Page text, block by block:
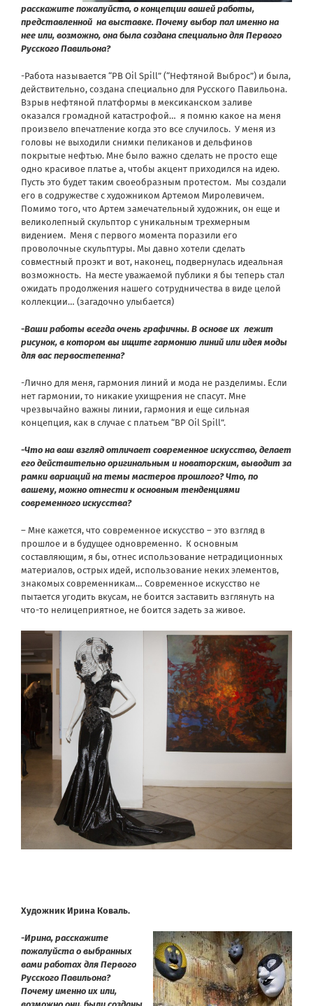
расскажите пожалуйста, о концепции вашей работы,
представленной на выставке. Почему выбор пал именно на
нее или, возможно, она была создана специально для Первого
Русского Павильона?
-Работа называется “PB Oil Spill” (“Нефтяной Выброс”) и была,
действительно, создана специально для Русского Павильона.
Взрыв нефтяной платформы в мексиканском заливе
оказался громадной катастрофой… я помню какое на меня
произвело впечатление когда это все случилось. У меня из
головы не выходили снимки пеликанов и дельфинов
покрытые нефтью. Мне было важно сделать не просто еще
одно красивое платье а, чтобы акцент приходился нa идею.
Пусть это будет таким своеобразным протестом. Мы создали
его в содружестве с художником Артемом Миролевичем.
Помимо того, что Артем замечательный художник, он еще и
великолепный скульптор с уникальным трехмерным
видением. Меня с первого момента поразили его
проволочные скульптуры. Мы давно хотели сделать
совместный проэкт и вот, наконец, подвернулась идеальная
возможность. На месте уважаемой публики я бы теперь стал
ожидать продолжения нашего сотрудничества в виде целой
коллекции… (загадочно улыбается)
-Ваши работы всегда очень графичны. В основе их лежит
рисунок, в котором вы ищите гармонию линий или идея моды
для вас первостепенна?
-Лично для меня, гармония линий и мода не разделимы. Если
нет гармонии, то никакие ухищрения не спасут. Мне
чрезвычайно важны линии, гармония и еще сильная
концепция, как в случае с платьем “BP Oil Spill”.
-Что на ваш взгляд отличает современное искусство, делает
его действительно оригинальным и новаторским, выводит за
рамки вариаций на темы мастеров прошлого? Что, по
вашему, можно отнести к основным тенденциями
современного искусства?
– Мне кажется, что современное искусство – это взгляд в
прошлое и в будущее одновременно. К основным
составляющим, я бы, отнес использование нетрадиционных
материалов, острых идей, использование неких элементов,
знакомых современникам… Современное искусство не
пытается угодить вкусам, не боится заставить взглянуть на
что-то нелицеприятное, не боится задеть за живое.
Художник Ирина Коваль.
-Ирина, расскажите
пожалуйста о выбранных
вами работах для Первого
Русского Павильона?
Почему именно их или,